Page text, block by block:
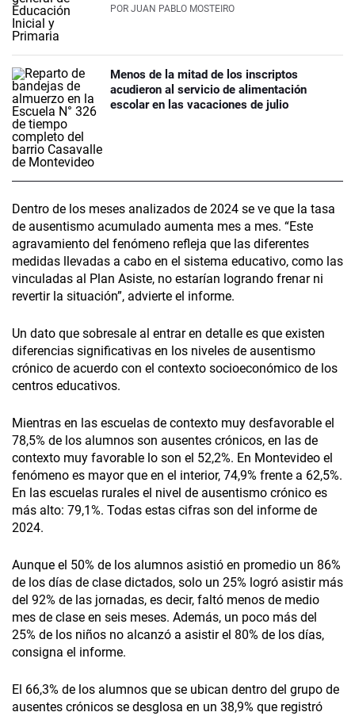
POR JUAN PABLO MOSTEIRO
Menos de la mitad de los inscriptos
acudieron al servicio de alimentación
escolar en las vacaciones de julio
Dentro de los meses analizados de 2024 se ve que la tasa
de ausentismo acumulado aumenta mes a mes. “Este
agravamiento del fenómeno refleja que las diferentes
medidas llevadas a cabo en el sistema educativo, como las
vinculadas al Plan Asiste, no estarían logrando frenar ni
revertir la situación”, advierte el informe.
Un dato que sobresale al entrar en detalle es que existen
diferencias significativas en los niveles de ausentismo
crónico de acuerdo con el contexto socioeconómico de los
centros educativos.
Mientras en las escuelas de contexto muy desfavorable el
78,5% de los alumnos son ausentes crónicos, en las de
contexto muy favorable lo son el 52,2%. En Montevideo el
fenómeno es mayor que en el interior, 74,9% frente a 62,5%.
En las escuelas rurales el nivel de ausentismo crónico es
más alto: 79,1%. Todas estas cifras son del informe de
2024.
Aunque el 50% de los alumnos asistió en promedio un 86%
de los días de clase dictados, solo un 25% logró asistir más
del 92% de las jornadas, es decir, faltó menos de medio
mes de clase en seis meses. Además, un poco más del
25% de los niños no alcanzó a asistir el 80% de los días,
consigna el informe.
El 66,3% de los alumnos que se ubican dentro del grupo de
ausentes crónicos se desglosa en un 38,9% que registró